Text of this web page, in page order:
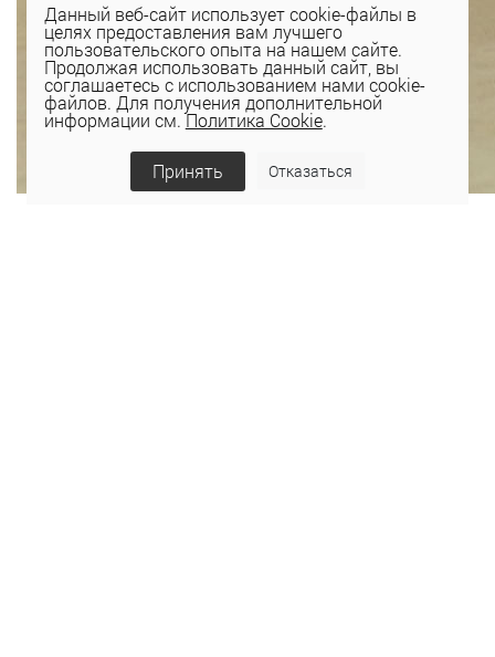
Данный веб-сайт использует cookie-файлы в
целях предоставления вам лучшего
пользовательского опыта на нашем сайте.
Продолжая использовать данный сайт, вы
соглашаетесь с использованием нами cookie-
файлов. Для получения дополнительной
информации см.Политика Cookie.
Принять Отказаться